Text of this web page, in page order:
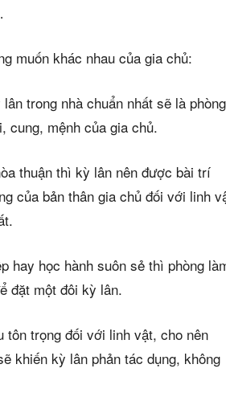
muốn khác nhau của gia chủ:
trong nhà chuẩn nhất sẽ là phòng
cung, mệnh của gia chủ.
thuận thì kỳ lân nên được bài trí
của bản thân gia chủ đối với linh
hay học hành suôn sẻ thì phòng
đặt một đôi kỳ lân.
trọng đối với linh vật, cho nên
khiến kỳ lân phản tác dụng, không